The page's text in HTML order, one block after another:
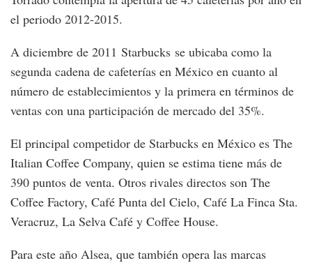
el periodo 2012-2015.
A diciembre de 2011 Starbucks se ubicaba como la
segunda cadena de cafeterías en México en cuanto al
número de establecimientos y la primera en términos de
ventas con una participación de mercado del 35%.
El principal competidor de Starbucks en México es The
Italian Coffee Company, quien se estima tiene más de
390 puntos de venta. Otros rivales directos son The
Coffee Factory, Café Punta del Cielo, Café La Finca Sta.
Veracruz, La Selva Café y Coffee House.
Para este año Alsea, que también opera las marcas